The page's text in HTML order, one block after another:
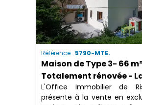
Référence : 5790-MTE.
Maison de Type 3- 66
Totalement rénovée -
L'Office Immobilier de
présente à la vente en